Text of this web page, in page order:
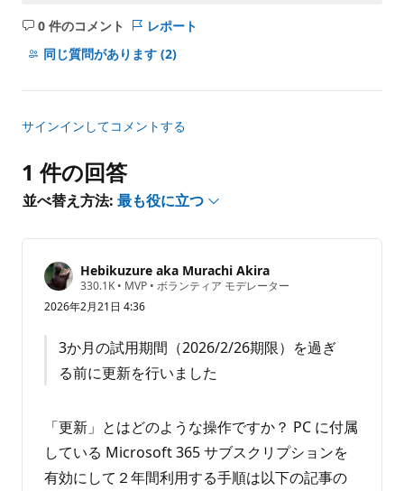
0 件のコメント
コ
メ
ト
あ
ま
せ
ん
レポート
同じ質問があります (2)
サインインしてコメントする
1 件の回答
並べ替え方法: 最も役に立つ
Hebikuzure aka Murachi Akira
330.1K 評
価
の
イ
ン
ト
• MVP • ボランティア モデレーター
2026年2月21日 4:36
3か月の試用期間（2026/2/26期限）を過ぎ
る前に更新を行いました
「更新」とはどのような操作ですか？ PC に付属
している Microsoft 365 サブスクリプションを
有効にして２年間利用する手順は以下の記事の